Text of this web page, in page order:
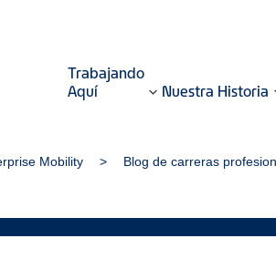
Trabajando
Aquí
Nuestra Historia
Mobility Blog de carreras